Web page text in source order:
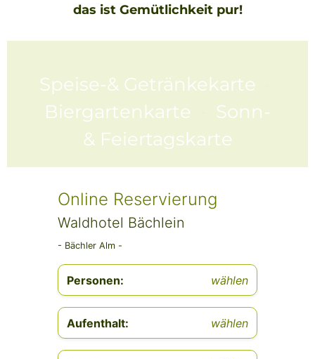
das ist Gemütlichkeit pur!
Speise-& Getränkekarte
Biergartenkarte
Sonn-
& Feiertagskarte